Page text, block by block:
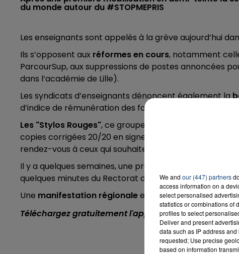
du monde autour du #STOPMEPRIS
Les enseignants sont appelés à la grève aujourd’hui
Ils s’opposent aux réformes en cours, notamment
ParcourSup, aux suppressions de postes annoncées
dans l’académie de Lille).
Les syndicats d’enseignants dénoncent également la
d’indice de rémunération des fonctionnaires.
Les "Stylos Rouges", ce groupe d'enseignants en
copies corrigées 20/20 en signe de protestation,
rendez-vous à ceux qui souhaitent les rejoindre ce
Il y a quelques semaines, une précédente action des
quelques minutes du Rectorat d'Académie, rue Saint-
Une manifestation régionaleest également prévue à
Téléchargez gratuitement l'application Contact FM
We and our (447) partners
access information on a
select personalised
statistics or combinations of
profiles to select
Deliver and present
data such as IP address
requested; Use precise
based on information